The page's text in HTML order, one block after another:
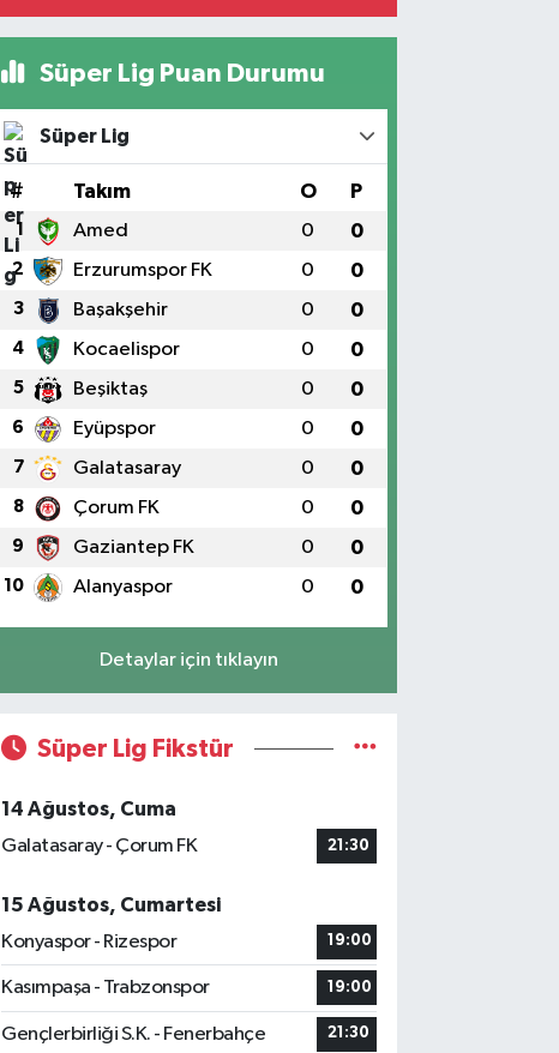
Süper Lig Puan Durumu
Süper Lig
# Takım O P
1 Amed 0 0
2 Erzurumspor FK 0 0
3 Başakşehir 0 0
4 Kocaelispor 0 0
5 Beşiktaş 0 0
6 Eyüpspor 0 0
7 Galatasaray 0 0
8 Çorum FK 0 0
9 Gaziantep FK 0 0
10 Alanyaspor 0 0
Detaylar için tıklayın
Süper Lig Fikstür
14 Ağustos, Cuma
Galatasaray - Çorum FK
21:30
15 Ağustos, Cumartesi
Konyaspor - Rizespor
19:00
Kasımpaşa - Trabzonspor 19:00
Gençlerbirliği S.K. - Fenerbahçe 21:30